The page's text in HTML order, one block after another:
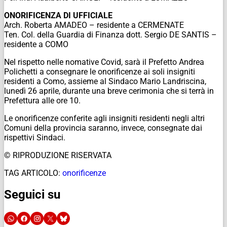
ONORIFICENZA DI UFFICIALE
Arch. Roberta AMADEO – residente a CERMENATE
Ten. Col. della Guardia di Finanza dott. Sergio DE SANTIS –
residente a COMO
Nel rispetto nelle nomative Covid, sarà il Prefetto Andrea
Polichetti a consegnare le onorificenze ai soli insigniti
residenti a Como, assieme al Sindaco Mario Landriscina,
lunedì 26 aprile, durante una breve cerimonia che si terrà in
Prefettura alle ore 10.
Le onorificenze conferite agli insigniti residenti negli altri
Comuni della provincia saranno, invece, consegnate dai
rispettivi Sindaci.
© RIPRODUZIONE RISERVATA
TAG ARTICOLO: onorificenze
Seguici su